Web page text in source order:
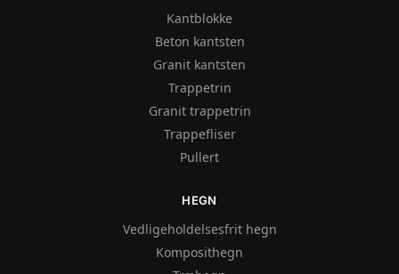
Kantblokke
Beton kantsten
Granit kantsten
Trappetrin
Granit trappetrin
Trappefliser
Pullert
HEGN
Vedligeholdelsesfrit hegn
Komposithegn